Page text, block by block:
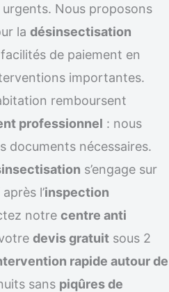
Nous proposons
la désinsectisation
de paiement en
importantes.
remboursent
professionnel : nous
documents nécessaires.
s’engage sur
l’inspection
notre centre anti
devis gratuit sous 2
rapide autour de
sans piqûres de